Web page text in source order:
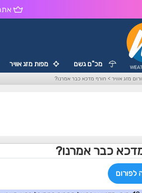
מכ"ם גשם מפות מזג אוויר
מזג אוויר > חורף מדכא כבר אמרנו?
כבר אמרנו?
לפורום